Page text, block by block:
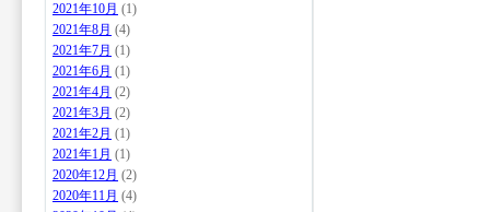
2021年10月 (1)
2021年8月 (4)
2021年7月 (1)
2021年6月 (1)
2021年4月 (2)
2021年3月 (2)
2021年2月 (1)
2021年1月 (1)
2020年12月 (2)
2020年11月 (4)